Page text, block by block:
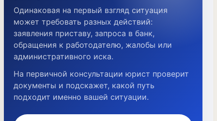
Одинаковая на первый взгляд ситуация
может требовать разных действий:
заявления приставу, запроса в банк,
обращения к работодателю, жалобы или
административного иска.
На первичной консультации юрист проверит
документы и подскажет, какой путь
подходит именно вашей ситуации.